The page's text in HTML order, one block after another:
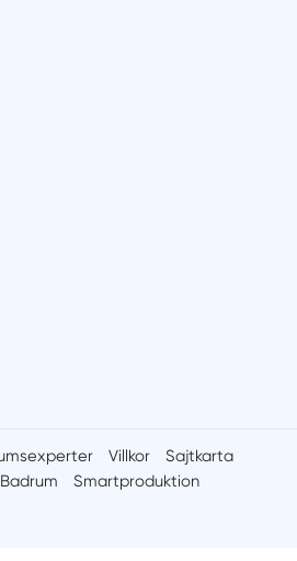
Villkor
Sajtkarta
Smartproduktion